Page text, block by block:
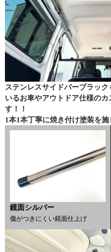
ステンレスサイドバーブラッ
いるお車やアウトドア仕様の
す！！
1本1本丁寧に焼き付け塗装を施
鏡面シルバー
傷がつきにくい鏡面仕上げ